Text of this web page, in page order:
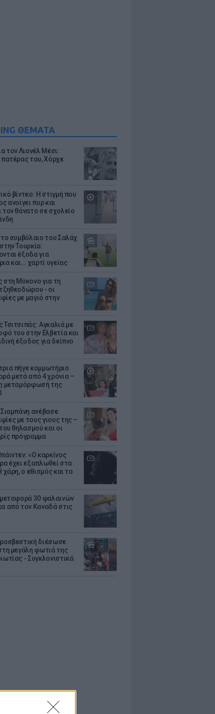
ΘΕΜΑΤΑ
τον Λιονέλ Μέσι:
πατέρας του, Χόρχε
βίντεο: Η στιγμή που
ανοίγει πυρ και
τον θάνατο σε σχολείο
συμβόλαιο του Σαλάχ
Τουρκία:
έξοδα για
και... χαρτί υγείας
στη Μύκονο για τη
- οι
με μαγιό στην
Αγκαλιά με
του στην Ελβετία και
έξοδος για δείπνο
πήγε κομμωτήριο
μετά από 4 χρόνια –
μεταμόρφωσή της
Σιαμπάνη ανέβασε
με τους γιους της –
θηλασμού και οι
πρόγραμμα
«Ο καρκίνος
έχει εξαπλωθεί στα
χάρη, ο εθισμός και το
μεταφορά 30 φαλαινών
από τον Καναδά στις
διέσωσε
μεγάλη φωτιά της
- Συγκλονιστικά